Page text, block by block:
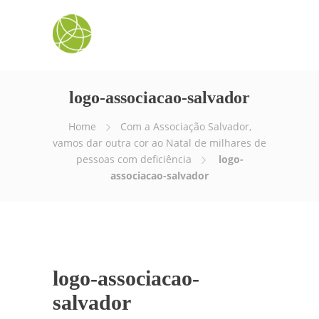
logo-associacao-salvador
Home
Com a Associação Salvador,
vamos dar outra cor ao Natal de milhares de
pessoas com deficiência
logo-
associacao-salvador
logo-associacao-
salvador